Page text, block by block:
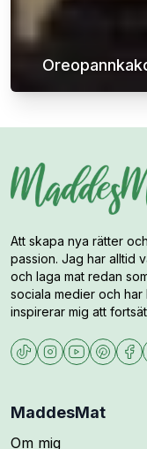
Väck
Att skapa nya rätter
passion. Jag har alltid
och laga mat redan
sociala medier och
inspirerar mig att
MaddesMat
Om mig